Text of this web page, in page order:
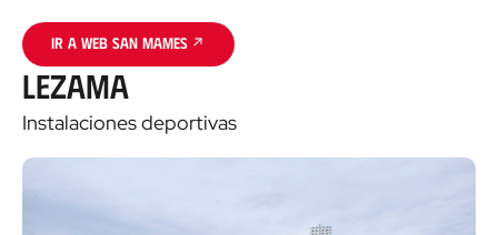
Ir a web San Mames
Lezama
Instalaciones deportivas